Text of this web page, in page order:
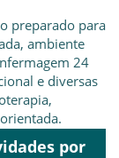
preparado para
ambiente
24
e diversas
por